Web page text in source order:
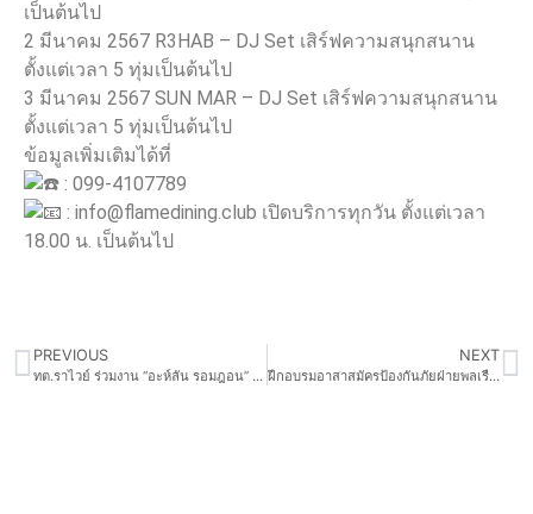
เป็นต้นไป
2 มีนาคม 2567 R3HAB – DJ Set เสิร์ฟความสนุกสนาน
ตั้งแต่เวลา 5 ทุ่มเป็นต้นไป
3 มีนาคม 2567 SUN MAR – DJ Set เสิร์ฟความสนุกสนาน
ตั้งแต่เวลา 5 ทุ่มเป็นต้นไป
ข้อมูลเพิ่มเติมได้ที่
: 099-4107789
: info@flamedining.club เปิดบริการทุกวัน ตั้งแต่เวลา
18.00 น. เป็นต้นไป
PREVIOUS
ทต.ราไวย์ ร่วมงาน “อะห์ลัน รอมฎอน” หรืองานมัสยิดสัมพันธ์ เพื่อหารายได้ส่งเสริมการศึกษาและกิจกรรมในเดือนรอมฎอน
NEXT
ฝึกอบรมอาสาสมัครป้องกันภัยฝ่ายพลเรือนตำบลศรีสุนทร